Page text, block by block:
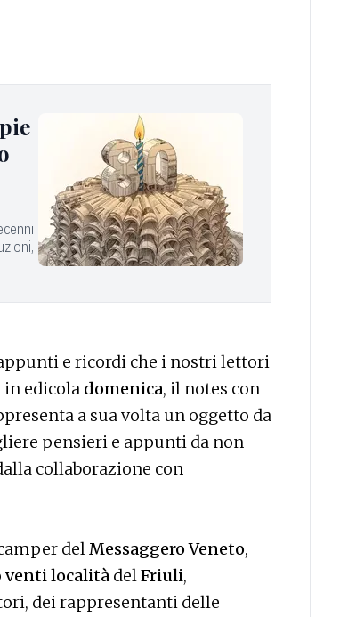
e ricordi che i nostri lettori
in edicola domenica, il notes con
a sua volta un oggetto da
pensieri e appunti da non
collaborazione con
delMessaggero Veneto,
venti località delFriuli,
dei rappresentanti delle